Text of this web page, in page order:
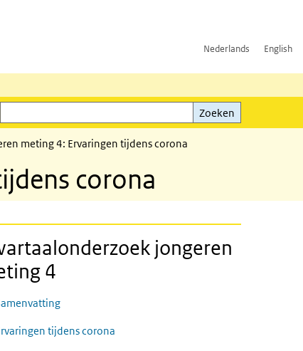
Nederlands English
Zoeken
meting 4: Ervaringen tijdens corona
corona
jongeren
4
tijdens corona